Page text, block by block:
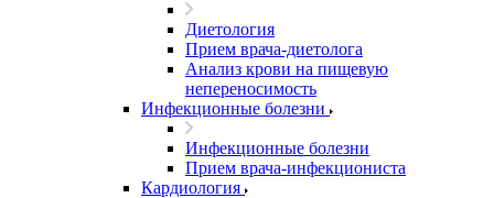
Диетология
Прием врача-диетолога
Анализ крови на пищевую
непереносимость
Инфекционные болезни
Инфекционные болезни
Прием врача-инфекциониста
Кардиология